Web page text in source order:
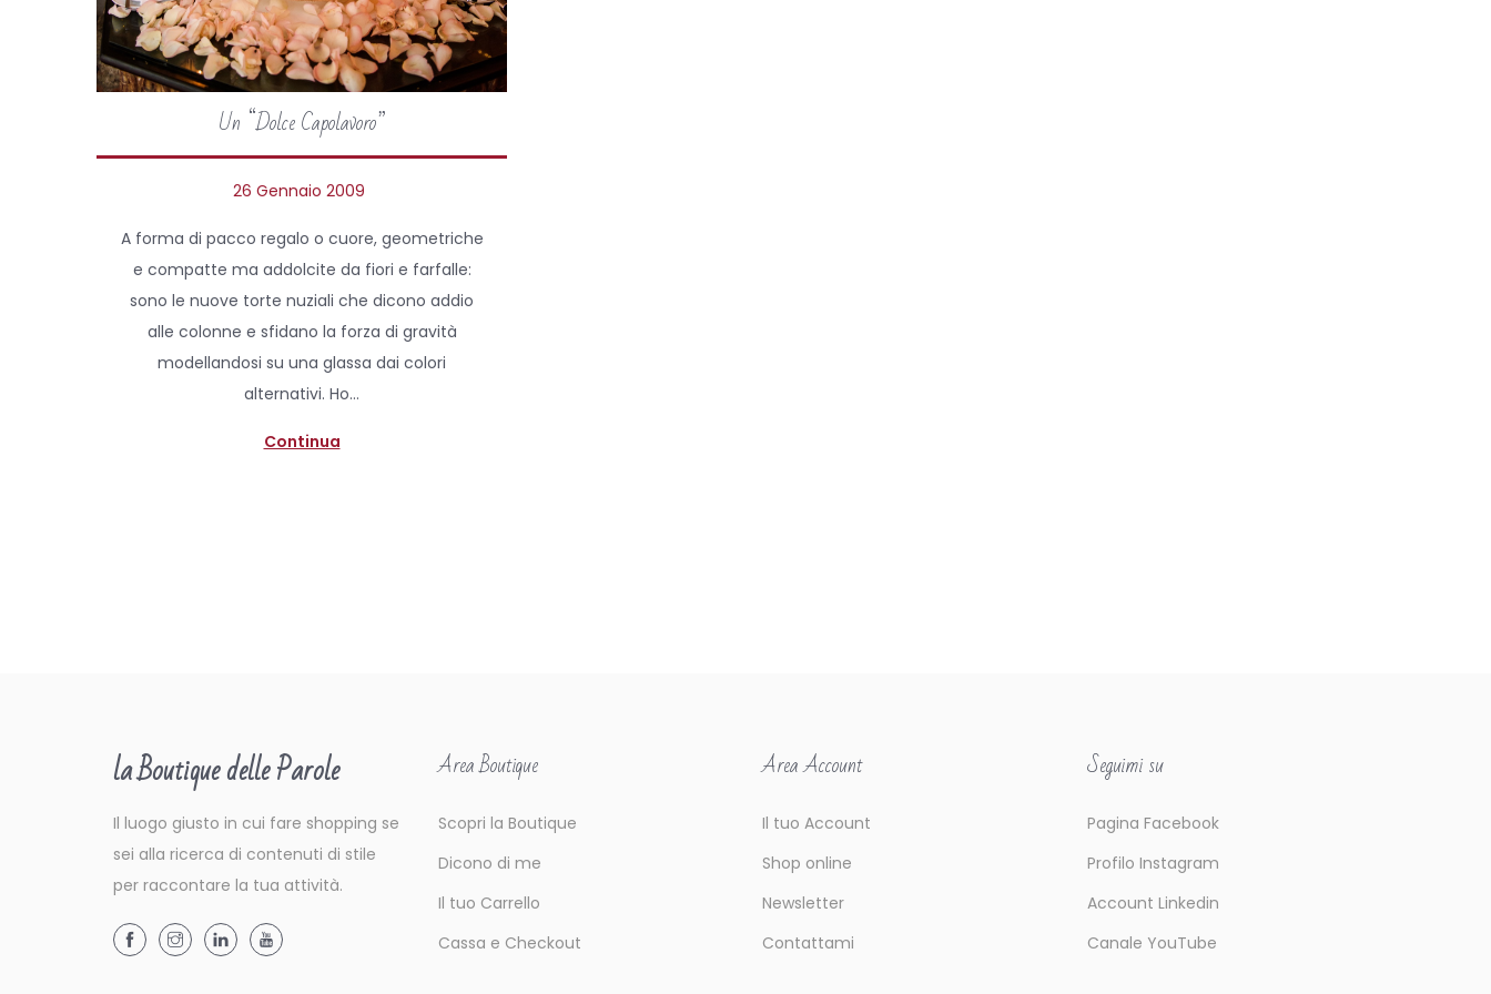
Un “Dolce Capolavoro”
P
s
t
e
d
o
26 Gennaio 2009
p
A forma di pacco regalo o cuore, geometriche
e compatte ma addolcite da fiori e farfalle:
sono le nuove torte nuziali che dicono addio
alle colonne e sfidano la forza di gravità
modellandosi su una glassa dai colori
alternativi. Ho…
Continua
la Boutique delle Parole
Il luogo giusto in cui fare shopping se
sei alla ricerca di contenuti di stile
per raccontare la tua attività.
Area Boutique
Scopri la Boutique
Dicono di me
Il tuo Carrello
Cassa e Checkout
Area Account
Il tuo Account
Shop online
Newsletter
Contattami
Seguimi su
Pagina Facebook
Profilo Instagram
Account Linkedin
Canale YouTube